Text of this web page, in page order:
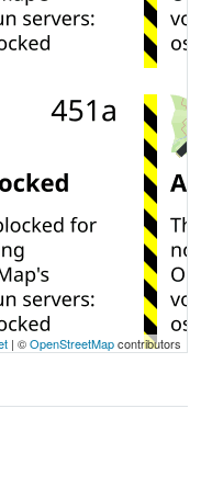
| ©OpenStreetMapcontributors